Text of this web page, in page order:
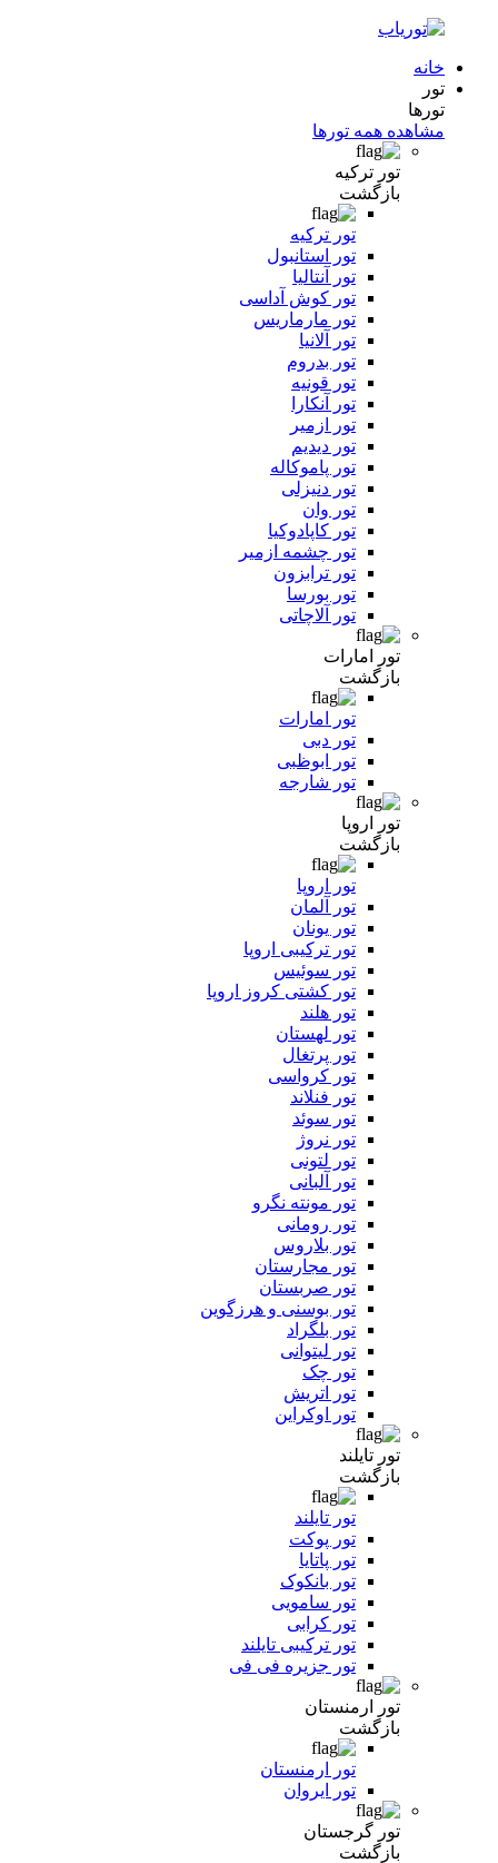
خانه
تور
تورها
مشاهده همه تورها
تور ترکیه
بازگشت
تور ترکیه
تور استانبول
تور آنتالیا
تور کوش آداسی
تور مارماریس
تور آلانیا
تور بدروم
تور قونیه
تور آنکارا
تور ازمیر
تور دیدیم
تور پاموکاله
تور دنیزلی
تور وان
تور کاپادوکیا
تور چشمه ازمیر
تور ترابزون
تور بورسا
تور آلاچاتی
تور امارات
بازگشت
تور امارات
تور دبی
تور ابوظبی
تور شارجه
تور اروپا
بازگشت
تور اروپا
تور آلمان
تور یونان
تور ترکیبی اروپا
تور سوئیس
تور کشتی کروز اروپا
تور هلند
تور لهستان
تور پرتغال
تور کرواسی
تور فنلاند
تور سوئد
تور نروژ
تور لتونی
تور آلبانی
تور مونته نگرو
تور رومانی
تور بلاروس
تور مجارستان
تور صربستان
تور بوسنی و هرزگوین
تور بلگراد
تور لیتوانی
تور چک
تور اتریش
تور اوکراین
تور تایلند
بازگشت
تور تایلند
تور پوکت
تور پاتایا
تور بانکوک
تور سامویی
تور کرابی
تور ترکیبی تایلند
تور جزیره فی فی
تور ارمنستان
بازگشت
تور ارمنستان
تور ایروان
تور گرجستان
بازگشت